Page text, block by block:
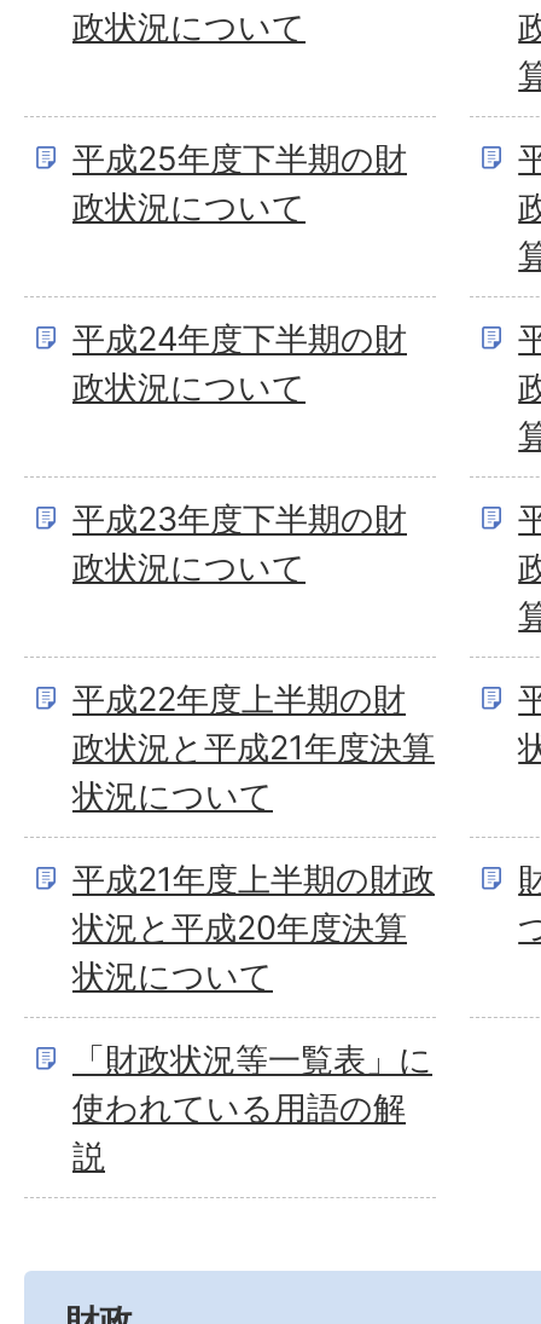
政状況について
平成25年度下半期の財
政状況について
平成24年度下半期の財
政状況について
平成23年度下半期の財
政状況について
平成22年度上半期の財
政状況と平成21年度決算
状況について
平成21年度上半期の財政
状況と平成20年度決算
状況について
「財政状況等一覧表」に
使われている用語の解
説